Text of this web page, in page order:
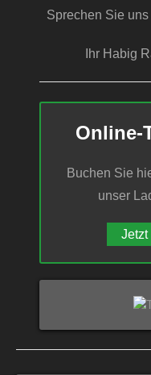
Sprechen Sie
Ihr Habig
Online-
Buchen Sie
unser
Jetzt